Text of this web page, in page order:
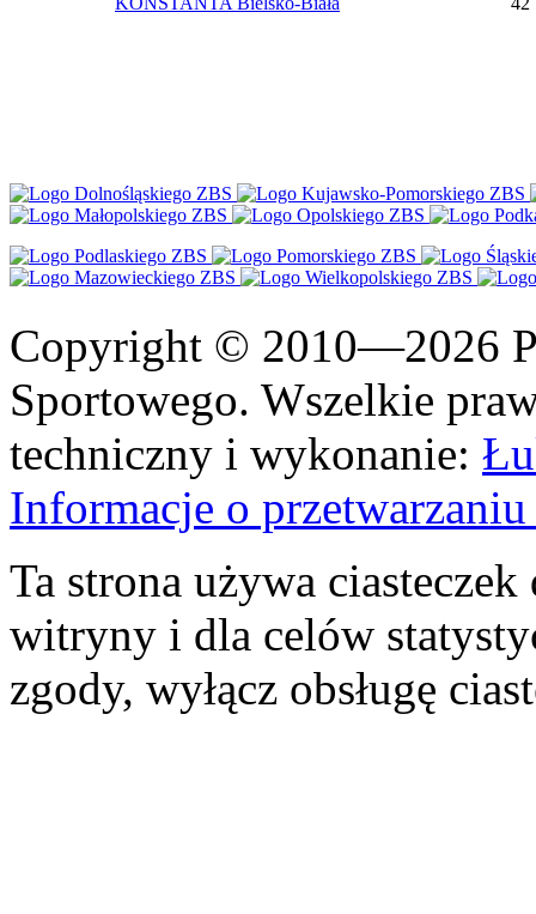
Copyright © 2010—2026
Sportowego. Wszelkie
techniczny i wykonanie:
Informacje o
Ta strona używa
witryny i dla celów
zgody, wyłącz obsługę